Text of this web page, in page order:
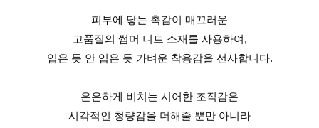
피부에 닿는 촉감이 매끄러운
고품질의 썸머 니트 소재를 사용하여,
입은 듯 안 입은 듯 가벼운 착용감을 선사합니다.
은은하게 비치는 시어한 조직감은
시각적인 청량감을 더해줄 뿐만 아니라